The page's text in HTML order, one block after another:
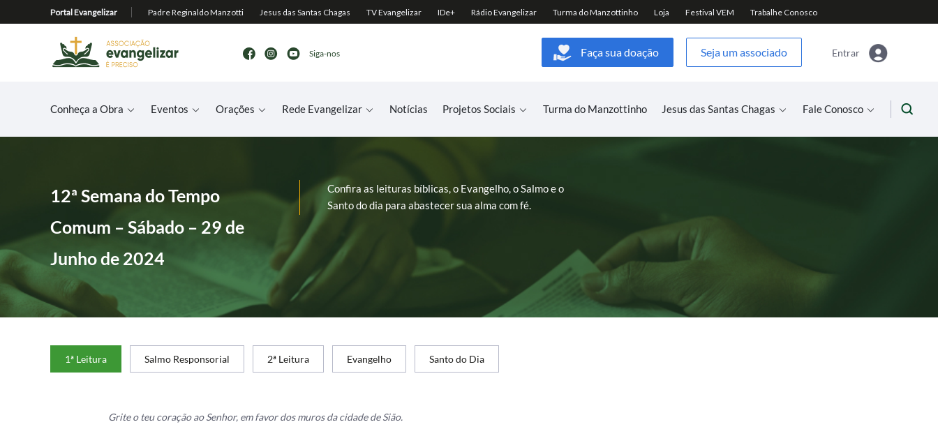
Siga-nos Faça sua doação Seja um associado Entrar
Conheça a Obra Eventos Orações Rede Evangelizar Notícias Projetos Sociais Turma do Manzottinho Jesus das Santas Chagas Fale Conosco
12ª Semana do Tempo
Comum – Sábado – 29 de
Junho de 2024
Confira as leituras bíblicas, o Evangelho, o Salmo e o
Santo do dia para abastecer sua alma com fé.
1ª Leitura Salmo Responsorial 2ª Leitura Evangelho Santo do Dia
Grite o teu coração ao Senhor, em favor dos muros da cidade de Sião.